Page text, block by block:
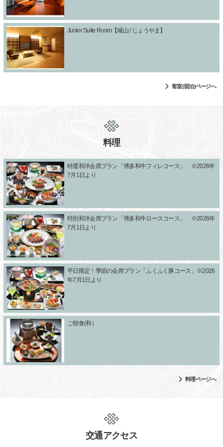
Junior Suite Room【城山 / じょうやま】
客室(宿泊)ページへ
料理
特選和洋会席プラン「博多和牛フィレコース」 ※2026年
7月1日より
特別和洋会席プラン「博多和牛ロースコース」 ※2026年
7月1日より
平日限定！季節の会席プラン「ふくふく豚コース」※2026
年7月1日より
ご朝食(和）
料理ページへ
交通アクセス